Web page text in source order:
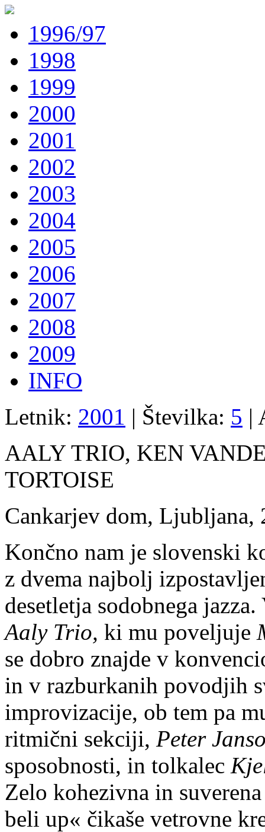
1996/97
1998
1999
2000
2001
2002
2003
2004
2005
2006
2007
2008
2009
INFO
Letnik: 2001 | Številka: 5 |
AALY TRIO, KEN
TORTOISE
Cankarjev dom, Ljubljana,
Končno nam je slovenski
z dvema najbolj
desetletja sodobnega
Aaly Trio, ki mu poveljuje
se dobro znajde v
in v razburkanih povodjih
improvizacije, ob tem pa
ritmični sekciji, Peter
sposobnosti, in tolkalec
Zelo kohezivna in
beli up« čikaše vetrovne